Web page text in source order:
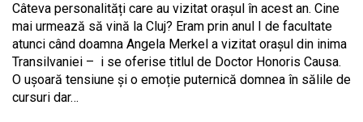
Câteva personalități care au vizitat orașul în acest an. Cine
mai urmează să vină la Cluj? Eram prin anul I de facultate
atunci când doamna Angela Merkel a vizitat orașul din inima
Transilvaniei – i se oferise titlul de Doctor Honoris Causa.
O ușoară tensiune și o emoție puternică domnea în sălile de
cursuri dar…